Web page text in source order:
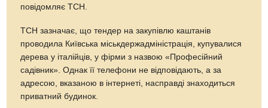
повідомляє ТСН.
ТСН зазначає, що тендер на закупівлю каштанів
проводила Київська міськдержадміністрація, купувалися
дерева у італійців, у фірми з назвою «Професійний
садівник». Однак її телефони не відповідають, а за
адресою, вказаною в інтернеті, насправді знаходиться
приватний будинок.